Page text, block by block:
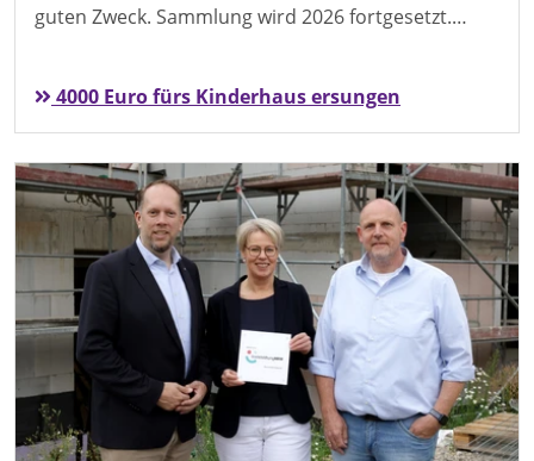
guten Zweck. Sammlung wird 2026 fortgesetzt.…
4000 Euro fürs Kinderhaus ersungen